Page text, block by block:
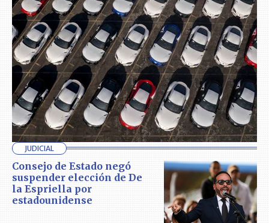
JUDICIAL
Consejo de Estado negó
suspender elección de De
la Espriella por
estadounidense